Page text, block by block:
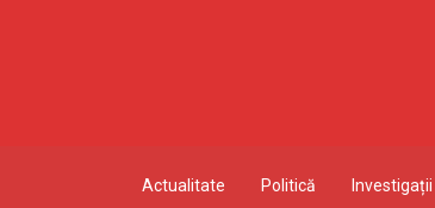
Actualitate Politică Investigații